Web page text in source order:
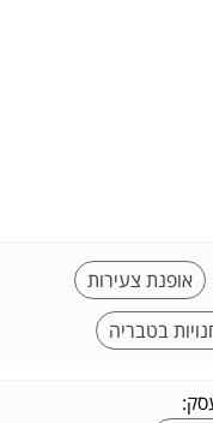
אופנת צעירות
בטבריה